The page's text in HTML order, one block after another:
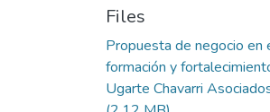
Files
Propuesta de negocio en
formación y
Ugarte Chavarri